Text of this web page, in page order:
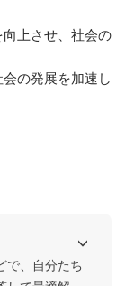
上させ、社会の
の発展を加速し
で、自分たち